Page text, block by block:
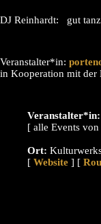
DJ Reinhardt: gut
Veranstalter*in:
in Kooperation mit der
Veranstalter*in:
[ alle Events von
Ort:
[ Website ] [